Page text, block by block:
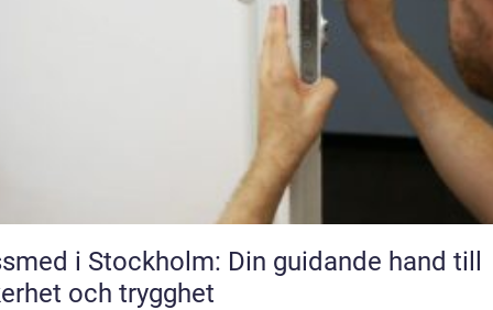
i Stockholm: Din guidande hand till
och trygghet